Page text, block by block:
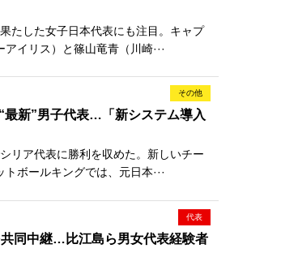
たした女子日本代表にも注目。キャプ
イリス）と篠山竜青（川崎···
その他
最新”男子代表…「新システム導入
リア代表に勝利を収めた。新しいチー
ボールキングでは、元日本···
代表
同中継…比江島ら男女代表経験者